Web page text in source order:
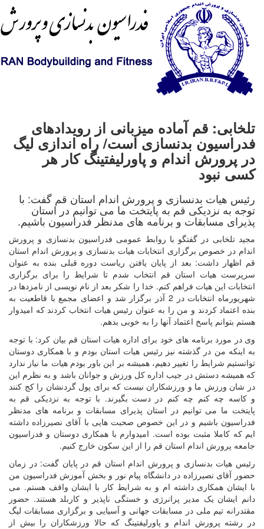
تلخابی: قم آماده میزبانی از رویدادهای
فدراسیون بدنسازی است/ راه اندازی لیگ
در پرورش اندام و پاورلیفتینگ کار هر
کسی نبود
رئیس هیات بدنسازی و پرورش اندام استان قم گفت: با
توجه به نزدیکی قم به پایتخت ما می توانیم در استان
پذیرای مسابقات و برنامه های مدنظر فدراسیون باشیم.
مجید تلخابی در گفتگو با روابط عمومی فدراسیون بدنسازی و پرورش
اندام در خصوص برگزاری انتخابات هیات بدنسازی و پرورش اندام استان
قم اظهار داشت: بعد از پایان یافتن ریاست دوره قبلی بنده به عنوان
سرپرست هیات استان قم انتخاب شدم تا شرایط را برای برگزاری
انتخابات این هیات فراهم کنم. خدا را شکر بعد از نام نویسی از نامزدها در
شهریورماه انتخابات در 2 آذر برگزار شد و اعضای مجمع با قاطعیت به
بنده اعتماد کردند و من را به عنوان رئیس هیات انتخاب کردند که امیدوار
هستم بتوانم پاسخ اعتماد آنها را به خوبی بدهم.
وی در مورد برنامه های خود برای اداره هیات استان قم بیان کرد: با توجه
به اینکه من در گذشته نیز رئیس هیات استان بودم و با همکاری دوستان
توانستیم شرایط را تغییر دهیم، همیشه بر این باور بودم هیات ما نیاز ندارد
که همیشه دستش در جیب اداره کل ورزش و جوانان باشد و به نظرم این
در شان ورزش ما و ورزشکاران نیست که برای پول گردنشان را کج کنند
و کاسه چه کنم چه کنم در دست بگیرند. با توجه به نزدیکی قم به
پایتخت ما می توانیم در استان پذیرای مسابقات و برنامه های مدنظر
فدراسیون باشیم و در این خصوص صحبت هایی با آقای نصیرزاده داشته
ایم که کاملا مثبت بوده است. امیدوارم با همکاری دوستان و فدراسیون
جامعه پرورش اندام استان قم را از این سکون خارج کنیم.
رئیس هیات بدنسازی و پرورش اندام استان قم در پایان گفت: در زمان
حضور آقای نصیرزاده در دانشگاه پیام نور و بخش آموزش فدراسیون من
با ایشان همکاری داشته ام و به شرایط کار با ایشان واقف هستم. می
دانم ایشان یک مدیر پرانرژی و خستگی ناپذیر و کاربلد هستند. حضور
مقتدرانه تیم ملی در مسابقات جهانی و آسیایی و برگزاری مسابقات لیگ
در رشته پرورش اندام و پاورلیفتینگ که حالا ورزشکاران را بیش از